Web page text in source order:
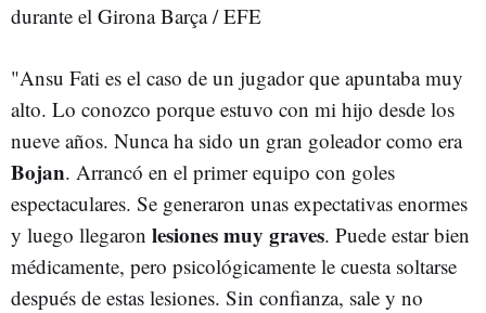
durante el Girona Barça / EFE
"Ansu Fati es el caso de un jugador que apuntaba muy
alto. Lo conozco porque estuvo con mi hijo desde los
nueve años. Nunca ha sido un gran goleador como era
Bojan. Arrancó en el primer equipo con goles
espectaculares. Se generaron unas expectativas enormes
y luego llegaron lesiones muy graves. Puede estar bien
médicamente, pero psicológicamente le cuesta soltarse
después de estas lesiones. Sin confianza, sale y no